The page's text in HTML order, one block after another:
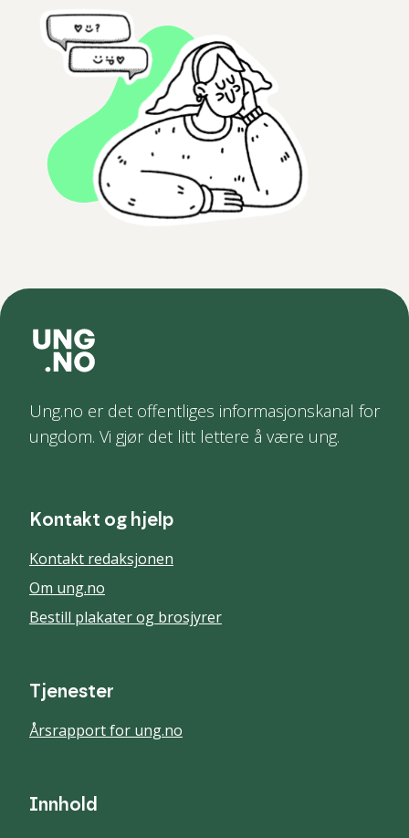
Ung.no er det offentliges informasjonskanal for
ungdom. Vi gjør det litt lettere å være ung.
Kontakt og hjelp
Kontakt redaksjonen
Om ung.no
Bestill plakater og brosjyrer
Tjenester
Årsrapport for ung.no
Innhold